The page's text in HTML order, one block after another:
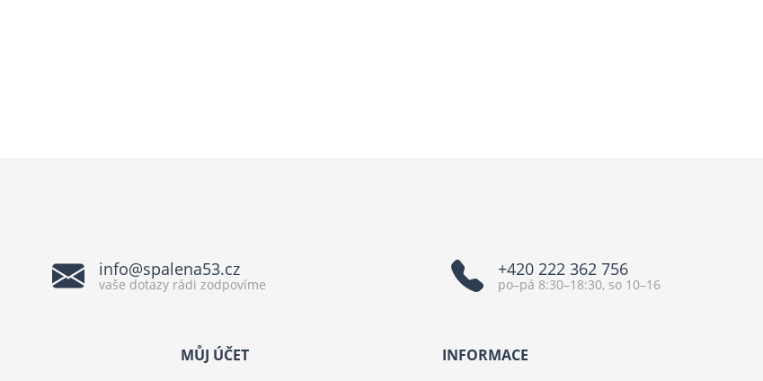
info@spalena53.cz
vaše dotazy rádi zodpovíme
+420 222 362 756
po–pá 8:30–18:30, so 10–16
MŮJ ÚČET INFORMACE